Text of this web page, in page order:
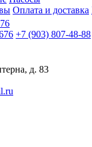
Оплата и доставка
+7 (903) 807-48-88
д. 83